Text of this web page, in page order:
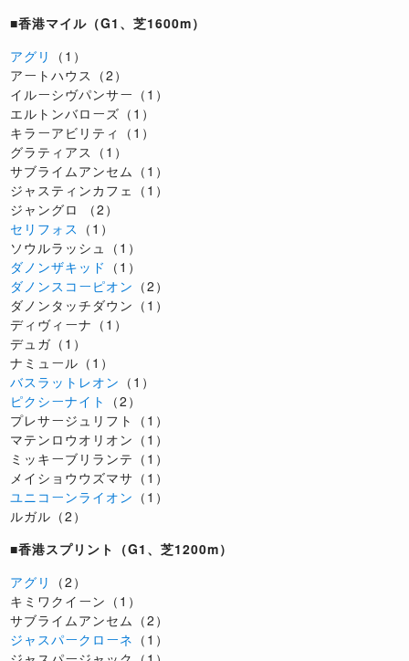
■香港マイル（G1、芝1600m）
アグリ
（1）
アートハウス（2）
イルーシヴパンサー（1）
エルトンバローズ（1）
キラーアビリティ（1）
グラティアス（1）
サブライムアンセム（1）
ジャスティンカフェ（1）
ジャングロ （2）
セリフォス （1）
ソウルラッシュ（1）
ダノンザキッド （1）
ダノンスコーピオン （2）
ダノンタッチダウン（1）
ディヴィーナ（1）
デュガ（1）
ナミュール（1）
バスラットレオン （1）
ピクシーナイト
（2）
プレサージュリフト（1）
マテンロウオリオン（1）
ミッキーブリランテ（1）
メイショウウズマサ（1）
ユニコーンライオン （1）
ルガル（2）
■香港スプリント（G1、芝1200m）
アグリ
（2）
キミワクイーン（1）
サブライムアンセム（2）
ジャスパークローネ （1）